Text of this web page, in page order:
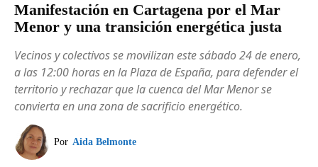
Manifestación en Cartagena por el Mar
Menor y una transición energética justa
Vecinos y colectivos se movilizan este sábado 24 de enero,
a las 12:00 horas en la Plaza de España, para defender el
territorio y rechazar que la cuenca del Mar Menor se
convierta en una zona de sacrificio energético.
Por Aida Belmonte